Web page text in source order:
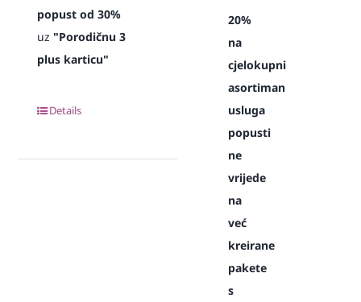
popust od 30%
uz "Porodičnu 3
plus karticu"
Details
20%
na
cjelokupni
asortiman
usluga
popusti
ne
vrijede
na
već
kreirane
pakete
s